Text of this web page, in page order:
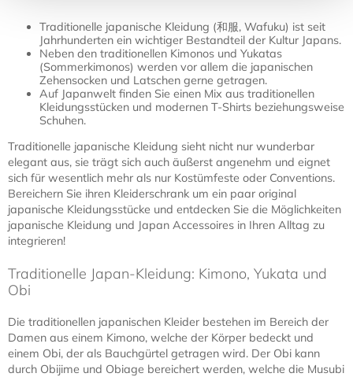
Traditionelle japanische Kleidung (和服, Wafuku) ist seit
Jahrhunderten ein wichtiger Bestandteil der Kultur Japans.
Neben den traditionellen Kimonos und Yukatas
(Sommerkimonos) werden vor allem die japanischen
Zehensocken und Latschen gerne getragen.
Auf Japanwelt finden Sie einen Mix aus traditionellen
Kleidungsstücken und modernen T-Shirts beziehungsweise
Schuhen.
Traditionelle japanische Kleidung sieht nicht nur wunderbar
elegant aus, sie trägt sich auch äußerst angenehm und eignet
sich für wesentlich mehr als nur Kostümfeste oder Conventions.
Bereichern Sie ihren Kleiderschrank um ein paar original
japanische Kleidungsstücke und entdecken Sie die Möglichkeiten
japanische Kleidung und Japan Accessoires in Ihren Alltag zu
integrieren!
Traditionelle Japan-Kleidung: Kimono, Yukata und
Obi
Die traditionellen japanischen Kleider bestehen im Bereich der
Damen aus einem Kimono, welche der Körper bedeckt und
einem Obi, der als Bauchgürtel getragen wird. Der Obi kann
durch Obijime und Obiage bereichert werden, welche die Musubi